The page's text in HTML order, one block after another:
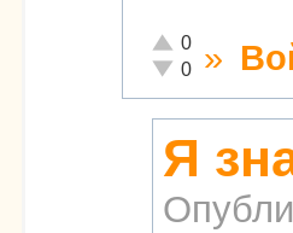
Отлично!
0
Неадекватно!
0 »
Я